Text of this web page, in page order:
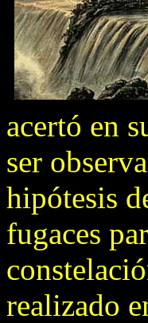
acertó en
ser
hipótesis
fugaces
realizado